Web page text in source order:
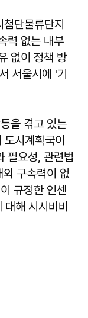
단물류단지
력 없는 내부
없이 정책 방
서울시에 '기
을 겪고 있는
시계획국이
필요성, 관련법
구속력이 없
규정한 인센
해 시시비비